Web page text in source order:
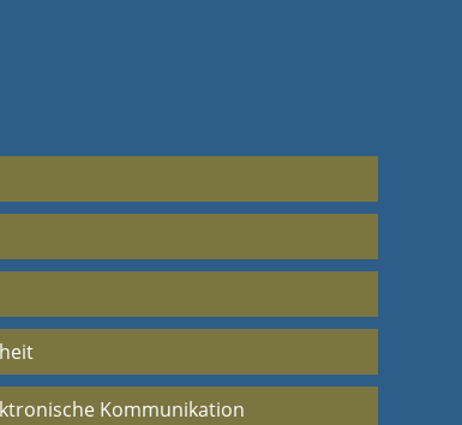
Kommunikation